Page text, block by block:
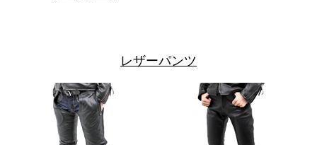
レザーパンツ